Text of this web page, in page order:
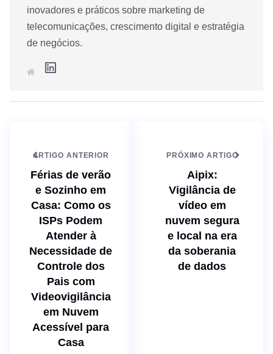
inovadores e práticos sobre marketing de
telecomunicações, crescimento digital e estratégia
de negócios.
ARTIGO ANTERIOR
Férias de verão
e Sozinho em
Casa: Como os
ISPs Podem
Atender à
Necessidade de
Controle dos
Pais com
Videovigilância
em Nuvem
Acessível para
Casa
PRÓXIMO ARTIGO
Aipix:
Vigilância de
vídeo em
nuvem segura
e local na era
da soberania
de dados